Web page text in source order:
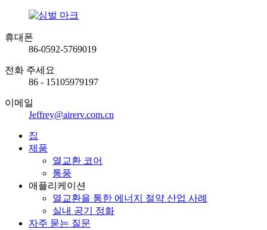
휴대폰
86-0592-5769019
전화 주세요
86 - 15105979197
이메일
Jeffrey@airerv.com.cn
집
제품
열교환 코어
통풍
애플리케이션
열교환을 통한 에너지 절약 산업 사례
실내 공기 정화
자주 묻는 질문